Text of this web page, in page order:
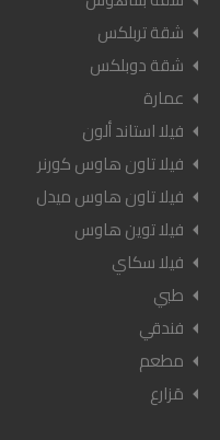
شقة تربلكس
شقة دوبلكس
عمارة
فيلا استاند ألون
فيلا تاون هاوس كورنر
فيلا تاون هاوس ميدل
فيلا توين هاوس
فيلا سكاي
طبي
فندقي
مطعم
مَزارع